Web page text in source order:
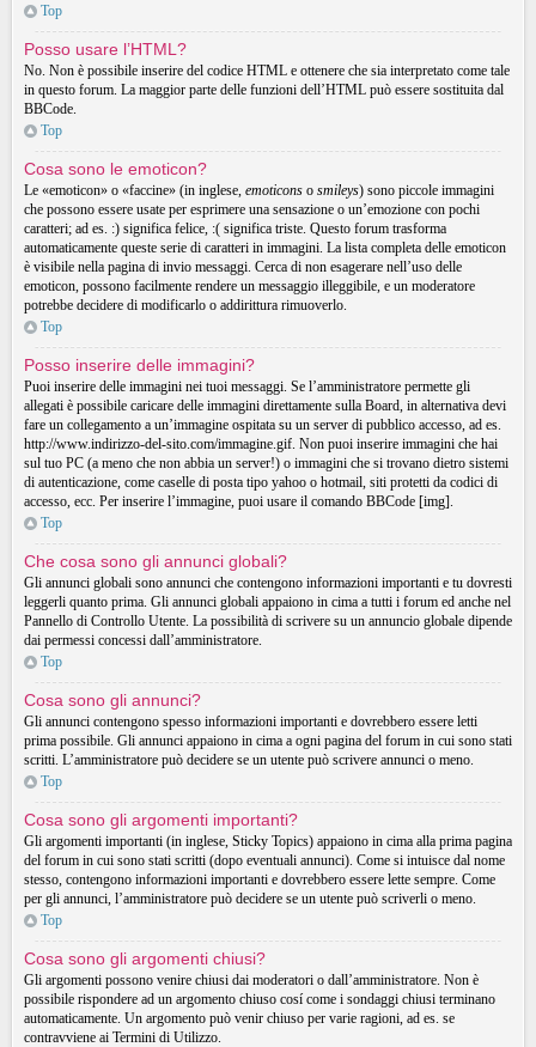
Top
Posso usare l’HTML?
No. Non è possibile inserire del codice HTML e ottenere che sia interpretato come tale
in questo forum. La maggior parte delle funzioni dell’HTML può essere sostituita dal
BBCode.
Top
Cosa sono le emoticon?
Le «emoticon» o «faccine» (in inglese, emoticons o smileys) sono piccole immagini
che possono essere usate per esprimere una sensazione o un’emozione con pochi
caratteri; ad es. :) significa felice, :( significa triste. Questo forum trasforma
automaticamente queste serie di caratteri in immagini. La lista completa delle emoticon
è visibile nella pagina di invio messaggi. Cerca di non esagerare nell’uso delle
emoticon, possono facilmente rendere un messaggio illeggibile, e un moderatore
potrebbe decidere di modificarlo o addirittura rimuoverlo.
Top
Posso inserire delle immagini?
Puoi inserire delle immagini nei tuoi messaggi. Se l’amministratore permette gli
allegati è possibile caricare delle immagini direttamente sulla Board, in alternativa devi
fare un collegamento a un’immagine ospitata su un server di pubblico accesso, ad es.
http://www.indirizzo-del-sito.com/immagine.gif. Non puoi inserire immagini che hai
sul tuo PC (a meno che non abbia un server!) o immagini che si trovano dietro sistemi
di autenticazione, come caselle di posta tipo yahoo o hotmail, siti protetti da codici di
accesso, ecc. Per inserire l’immagine, puoi usare il comando BBCode [img].
Top
Che cosa sono gli annunci globali?
Gli annunci globali sono annunci che contengono informazioni importanti e tu dovresti
leggerli quanto prima. Gli annunci globali appaiono in cima a tutti i forum ed anche nel
Pannello di Controllo Utente. La possibilità di scrivere su un annuncio globale dipende
dai permessi concessi dall’amministratore.
Top
Cosa sono gli annunci?
Gli annunci contengono spesso informazioni importanti e dovrebbero essere letti
prima possibile. Gli annunci appaiono in cima a ogni pagina del forum in cui sono stati
scritti. L’amministratore può decidere se un utente può scrivere annunci o meno.
Top
Cosa sono gli argomenti importanti?
Gli argomenti importanti (in inglese, Sticky Topics) appaiono in cima alla prima pagina
del forum in cui sono stati scritti (dopo eventuali annunci). Come si intuisce dal nome
stesso, contengono informazioni importanti e dovrebbero essere lette sempre. Come
per gli annunci, l’amministratore può decidere se un utente può scriverli o meno.
Top
Cosa sono gli argomenti chiusi?
Gli argomenti possono venire chiusi dai moderatori o dall’amministratore. Non è
possibile rispondere ad un argomento chiuso cosí come i sondaggi chiusi terminano
automaticamente. Un argomento può venir chiuso per varie ragioni, ad es. se
contravviene ai Termini di Utilizzo.